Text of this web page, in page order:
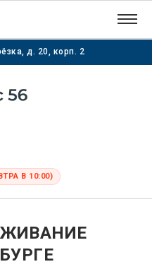
д. 20, корп. 2
В 10:00)